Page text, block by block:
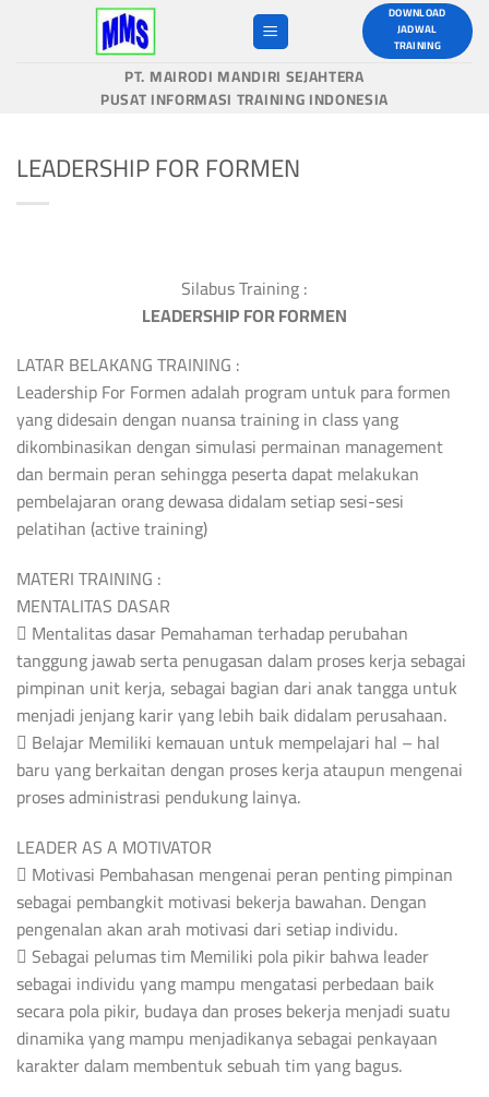
DOWNLOAD
JADWAL
TRAINING
PT. MAIRODI MANDIRI SEJAHTERA
PUSAT INFORMASI TRAINING INDONESIA
LEADERSHIP FOR FORMEN
Silabus Training :
LEADERSHIP FOR FORMEN
LATAR BELAKANG TRAINING :
Leadership For Formen adalah program untuk para formen
yang didesain dengan nuansa training in class yang
dikombinasikan dengan simulasi permainan management
dan bermain peran sehingga peserta dapat melakukan
pembelajaran orang dewasa didalam setiap sesi-sesi
pelatihan (active training)
MATERI TRAINING :
MENTALITAS DASAR
 Mentalitas dasar Pemahaman terhadap perubahan
tanggung jawab serta penugasan dalam proses kerja sebagai
pimpinan unit kerja, sebagai bagian dari anak tangga untuk
menjadi jenjang karir yang lebih baik didalam perusahaan.
 Belajar Memiliki kemauan untuk mempelajari hal – hal
baru yang berkaitan dengan proses kerja ataupun mengenai
proses administrasi pendukung lainya.
LEADER AS A MOTIVATOR
 Motivasi Pembahasan mengenai peran penting pimpinan
sebagai pembangkit motivasi bekerja bawahan. Dengan
pengenalan akan arah motivasi dari setiap individu.
 Sebagai pelumas tim Memiliki pola pikir bahwa leader
sebagai individu yang mampu mengatasi perbedaan baik
secara pola pikir, budaya dan proses bekerja menjadi suatu
dinamika yang mampu menjadikanya sebagai penkayaan
karakter dalam membentuk sebuah tim yang bagus.